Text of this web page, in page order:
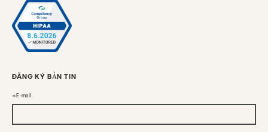
ĐĂNG KÝ BẢN TIN
E-mail